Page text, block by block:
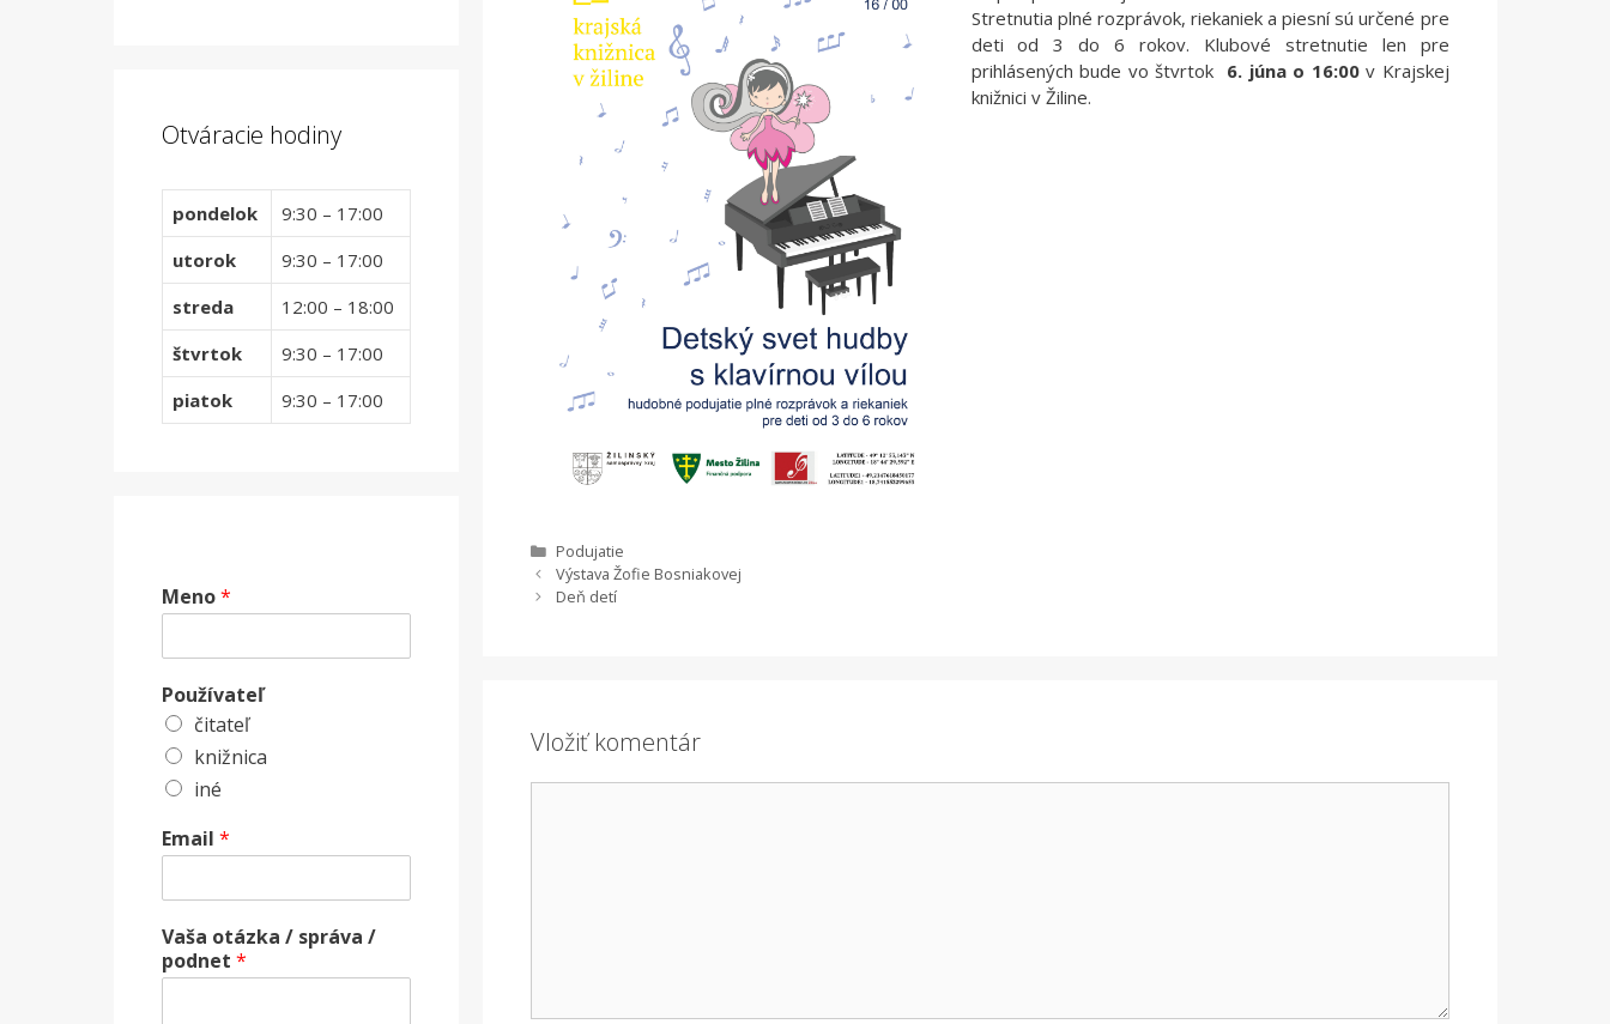
Stretnutia plné rozprávok, riekaniek a piesní sú určené pre
deti od 3 do 6 rokov. Klubové stretnutie len pre
prihlásených bude vo štvrtok 6. júna o 16:00v Krajskej
knižnici v Žiline.
Kategórie
Podujatie
Výstava Žofie Bosniakovej
Deň detí
Vložiť komentár
Otváracie hodiny
pondelok
9:30 – 17:00
utorok
9:30 – 17:00
streda
12:00 – 18:00
štvrtok
9:30 – 17:00
piatok
9:30 – 17:00
Meno*
Používateľ
čitateľ
knižnica
iné
Email *
Vaša otázka / správa /
podnet *